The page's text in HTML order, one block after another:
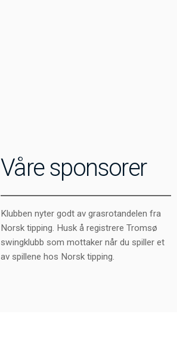
Våre sponsorer
Klubben nyter godt av grasrotandelen fra
Norsk tipping. Husk å registrere Tromsø
swingklubb som mottaker når du spiller et
av spillene hos Norsk tipping.